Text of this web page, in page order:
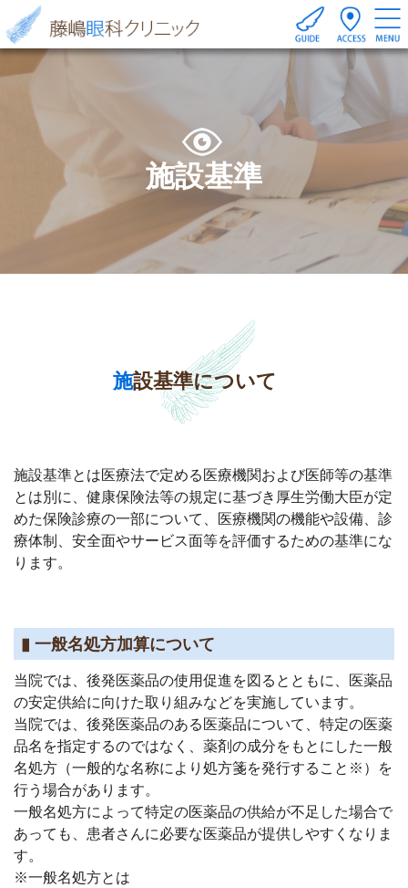
施設基準
施設基準について
施設基準とは医療法で定める医療機関および医師等の基準
とは別に、健康保険法等の規定に基づき厚生労働大臣が定
めた保険診療の一部について、医療機関の機能や設備、診
療体制、安全面やサービス面等を評価するための基準にな
ります。
▮ 一般名処方加算について
当院では、後発医薬品の使用促進を図るとともに、医薬品
の安定供給に向けた取り組みなどを実施しています。
当院では、後発医薬品のある医薬品について、特定の医薬
品名を指定するのではなく、薬剤の成分をもとにした一般
名処方（一般的な名称により処方箋を発行すること※）を
行う場合があります。
一般名処方によって特定の医薬品の供給が不足した場合で
あっても、患者さんに必要な医薬品が提供しやすくなりま
す。
※一般名処方とは